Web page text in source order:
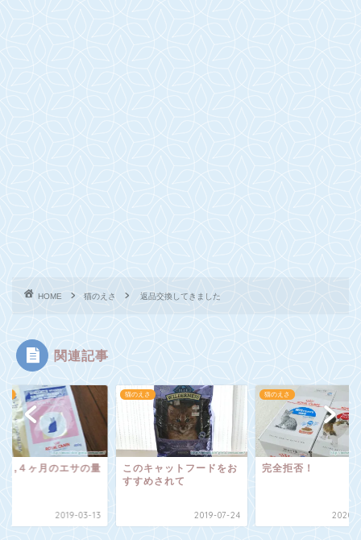
HOME 猫のえさ 返品交換してきました
関連記事
キャットフードをお
2019-07-24
猫のえさ
完全拒否！
2020-09-05
猫のえさ
子猫３,４ヶ月のエ
2019-